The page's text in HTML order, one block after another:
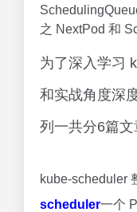
之 NextPod 和
为了深入学习
和实战角度深
列一共分6篇文
kube-scheduler
scheduler一个